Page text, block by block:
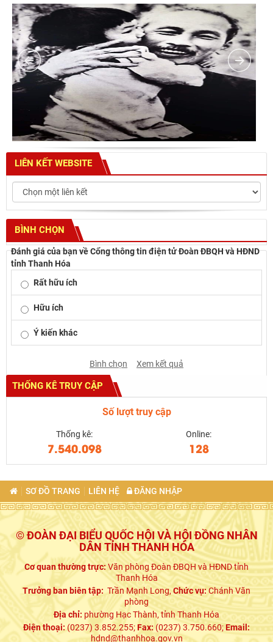
LIÊN KẾT WEBSITE
BÌNH CHỌN
Đánh giá của bạn về Cổng thông tin điện tử Đoàn ĐBQH và HĐND
tỉnh Thanh Hóa
Rất hữu ích
Hữu ích
Ý kiến khác
Bình chọn Xem kết quả
THỐNG KÊ TRUY CẬP
Số lượt truy cập
Thống kê:
7.540.098
Online:
128
SƠ ĐỒ TRANG LIÊN HỆ ĐĂNG NHẬP
© ĐOÀN ĐẠI BIỂU QUỐC HỘI VÀ HỘI ĐỒNG NHÂN
DÂN TỈNH THANH HÓA
Cơ quan thường trực:Văn phòng Đoàn ĐBQH và HĐND tỉnh
Thanh Hóa
Trưởng ban biên tập: Trần Mạnh Long,Chức vụ:Chánh Văn
phòng
Địa chỉ: phường Hạc Thành, tỉnh Thanh Hóa
Điện thoại: (0237) 3.852.255;Fax:(0237) 3.750.660;Email:
hdnd@thanhhoa.gov.vn